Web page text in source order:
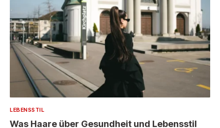
LEBENSSTIL
Was Haare über Gesundheit und Lebensstil